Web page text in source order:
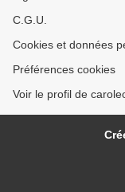
C.G.U.
Cookies et données
Préférences cookies
Voir le profil de